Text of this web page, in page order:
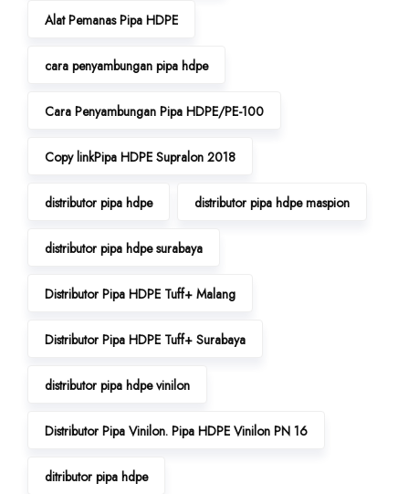
Alat Pemanas Pipa HDPE
cara penyambungan pipa hdpe
Cara Penyambungan Pipa HDPE/PE-100
Copy linkPipa HDPE Supralon 2018
distributor pipa hdpe distributor pipa hdpe maspion
distributor pipa hdpe surabaya
Distributor Pipa HDPE Tuff+ Malang
Distributor Pipa HDPE Tuff+ Surabaya
distributor pipa hdpe vinilon
Distributor Pipa Vinilon. Pipa HDPE Vinilon PN 16
ditributor pipa hdpe